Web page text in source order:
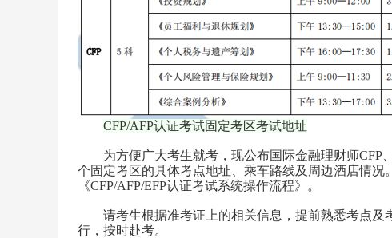
CFP/AFP认证考试固定考区考试地址
为方便广大考生就考，现公布国际金融理财师CFP
个固定考区的具体考点地址、乘车路线及周边酒店情
《CFP/AFP/EFP认证考试系统操作流程》。
请考生根据准考证上的相关信息，提前熟悉考点及
行，按时赴考。